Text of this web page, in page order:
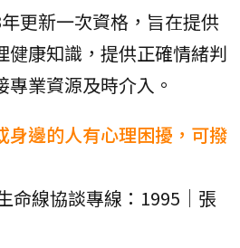
更新一次資格，旨在提供
健康知識，提供正確情緒判
業資源及時介入。
邊的人有心理困擾，可撥
命線協談專線：1995｜張